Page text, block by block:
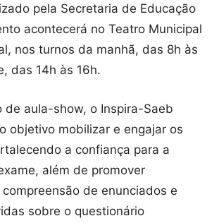
pela Secretaria de Educação
acontecerá no Teatro Municipal
nos turnos da manhã, das 8h às
das 14h às 16h.
de aula-show, o Inspira-Saeb
objetivo mobilizar e engajar os
a confiança para a
além de promover
de enunciados e
sobre o questionário